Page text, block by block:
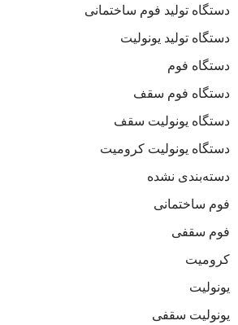
دستگاه تولید فوم ساختمانی
دستگاه تولید یونولیت
دستگاه فوم
دستگاه فوم سقف
دستگاه یونولیت سقف
دستگاه یونولیت کرومیت
دسته‌بندی نشده
فوم ساختمانی
فوم سقفی
کرومیت
یونولیت
یونولیت سقفی